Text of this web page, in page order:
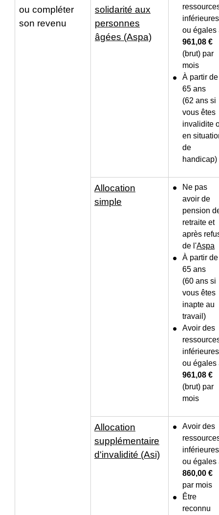
ou compléter
son revenu
solidarité aux
personnes
âgées (Aspa)
inférieures
ou égales
961,08 €
(brut) par
mois
À partir de
65 ans
(62 ans si
vous êtes
invalidite
en
de
handicap)
Allocation
simple
Ne pas
avoir de
pension
retraite et
après
de l'Aspa
À partir de
65 ans
(60 ans si
vous êtes
inapte au
travail)
Avoir des
inférieures
ou égales
961,08 €
(brut) par
mois
Allocation
supplémentaire
d'invalidité (Asi)
Avoir des
inférieures
ou égales
860,00 €
par mois
Être
reconnu